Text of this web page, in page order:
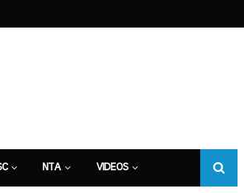
NTA VIDEOS